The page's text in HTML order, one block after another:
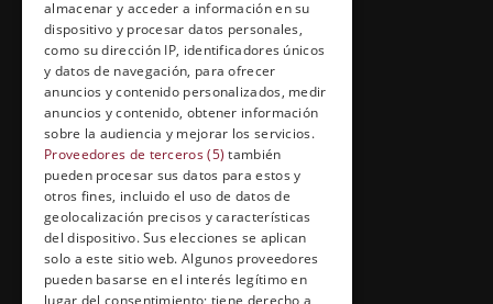
Política de Cookies
FORMACIÓN Y ENTRETENIMIENTO
Formación abierta
Cuídate con Grupo Esneca
Entrevistas profesionales
almacenar y acceder a información en su
dispositivo y procesar datos personales,
como su dirección IP, identificadores únicos
y datos de navegación, para ofrecer
anuncios y contenido personalizados, medir
anuncios y contenido, obtener información
sobre la audiencia y mejorar los servicios.
Proveedores de terceros (5) también
pueden procesar sus datos para estos y
otros fines, incluido el uso de datos de
geolocalización precisos y características
del dispositivo. Sus elecciones se aplican
solo a este sitio web. Algunos proveedores
pueden basarse en el interés legítimo en
lugar del consentimiento; tiene derecho a